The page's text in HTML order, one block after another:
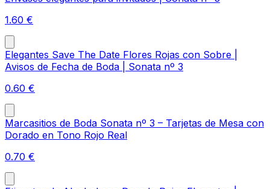
1.60 €
Elegantes Save The Date Flores Rojas con Sobre |
Avisos de Fecha de Boda | Sonata nº 3
0.60 €
Marcasitios de Boda Sonata nº 3 – Tarjetas de Mesa con
Dorado en Tono Rojo Real
0.70 €